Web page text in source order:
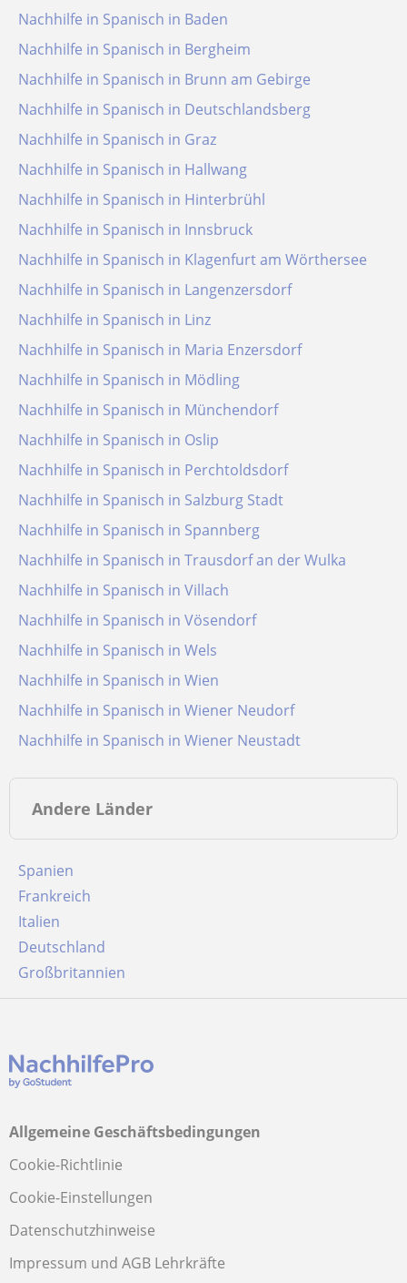
Nachhilfe in Spanisch in Baden
Nachhilfe in Spanisch in Bergheim
Nachhilfe in Spanisch in Brunn am Gebirge
Nachhilfe in Spanisch in Deutschlandsberg
Nachhilfe in Spanisch in Graz
Nachhilfe in Spanisch in Hallwang
Nachhilfe in Spanisch in Hinterbrühl
Nachhilfe in Spanisch in Innsbruck
Nachhilfe in Spanisch in Klagenfurt am Wörthersee
Nachhilfe in Spanisch in Langenzersdorf
Nachhilfe in Spanisch in Linz
Nachhilfe in Spanisch in Maria Enzersdorf
Nachhilfe in Spanisch in Mödling
Nachhilfe in Spanisch in Münchendorf
Nachhilfe in Spanisch in Oslip
Nachhilfe in Spanisch in Perchtoldsdorf
Nachhilfe in Spanisch in Salzburg Stadt
Nachhilfe in Spanisch in Spannberg
Nachhilfe in Spanisch in Trausdorf an der Wulka
Nachhilfe in Spanisch in Villach
Nachhilfe in Spanisch in Vösendorf
Nachhilfe in Spanisch in Wels
Nachhilfe in Spanisch in Wien
Nachhilfe in Spanisch in Wiener Neudorf
Nachhilfe in Spanisch in Wiener Neustadt
Andere Länder
Spanien
Frankreich
Italien
Deutschland
Großbritannien
Allgemeine Geschäftsbedingungen
Cookie-Richtlinie
Cookie-Einstellungen
Datenschutzhinweise
Impressum und AGB Lehrkräfte